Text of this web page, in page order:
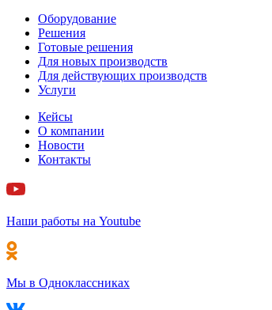
Оборудование
Решения
Готовые решения
Для новых производств
Для действующих производств
Услуги
Кейсы
О компании
Новости
Контакты
Наши работы на Youtube
Мы в Одноклассниках